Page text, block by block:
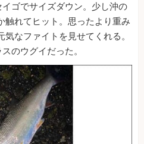
ゴでサイズダウン。少し沖の
触れてヒット。思ったより重み
なファイトを見せてくれる。
のウグイだった。